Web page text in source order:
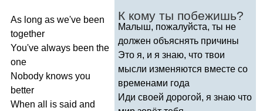
As long as we've been
together
You've always been the
one
Nobody knows you
better
When all is said and
К кому ты побежишь?
Малыш, пожалуйста, ты не
должен объяснять причины
Это я, и я знаю, что твои
мысли изменяются вместе со
временами года
Иди своей дорогой, я знаю что